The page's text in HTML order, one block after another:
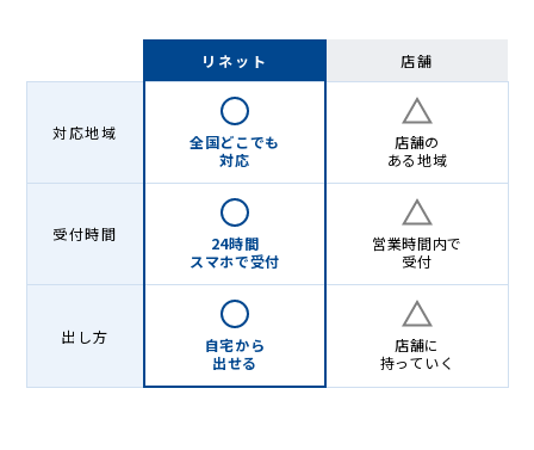
Lenet〈リ
リネット 店舗
対応地域
全国どこでも
対応
店舗の
ある地域
受付時間
24時間
スマホで受付
営業時間内で
受付
出し方
自宅から
出せる
店舗に
持っていく